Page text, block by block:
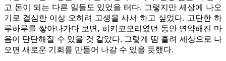
고 돈이 되는 다른 일들도 있었을 터다. 그렇지만 세상에 나오
기로 결심한 이상 오히려 고생을 사서 하고 싶었다. 고단한 하
루하루를 쌓아나가다 보면, 히키코모리였던 동안 연약해진 마
음이 단단해질 수 있을 것 같았다. 그렇게 땀 흘려 세상으로 나
오면 새로운 기회를 만들어 나갈 수 있을 듯했다.